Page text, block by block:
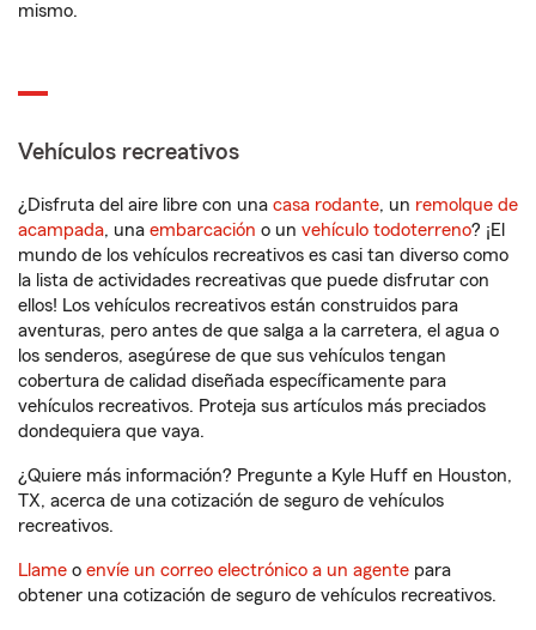
mismo.
Vehículos recreativos
¿Disfruta del aire libre con una casa rodante, un remolque de
acampada, una embarcación o un vehículo todoterreno? ¡El
mundo de los vehículos recreativos es casi tan diverso como
la lista de actividades recreativas que puede disfrutar con
ellos! Los vehículos recreativos están construidos para
aventuras, pero antes de que salga a la carretera, el agua o
los senderos, asegúrese de que sus vehículos tengan
cobertura de calidad diseñada específicamente para
vehículos recreativos. Proteja sus artículos más preciados
dondequiera que vaya.
¿Quiere más información? Pregunte a Kyle Huff en Houston,
TX, acerca de una cotización de seguro de vehículos
recreativos.
Llame o envíe un correo electrónico a un agente para
obtener una cotización de seguro de vehículos recreativos.